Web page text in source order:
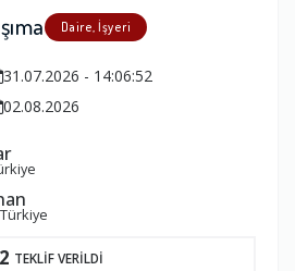
Daire, İşyeri
31.07.2026 - 14:06:52
02.08.2026
2 TEKLİF VERİLDİ